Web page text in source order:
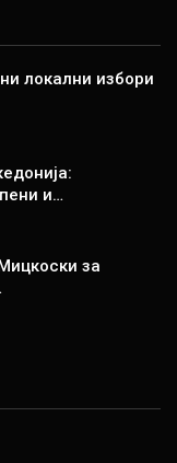
локални избори
и…
за